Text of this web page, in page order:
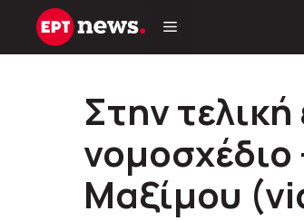
Μετάβαση
Στην
Μαξίμου